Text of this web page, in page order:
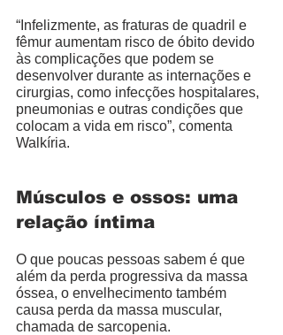
“Infelizmente, as fraturas de quadril e
fêmur aumentam risco de óbito devido
às complicações que podem se
desenvolver durante as internações e
cirurgias, como infecções hospitalares,
pneumonias e outras condições que
colocam a vida em risco”, comenta
Walkíria.
Músculos e ossos: uma
relação íntima
O que poucas pessoas sabem é que
além da perda progressiva da massa
óssea, o envelhecimento também
causa perda da massa muscular,
chamada de sarcopenia.